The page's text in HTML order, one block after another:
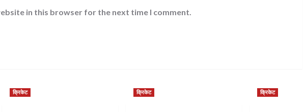
in this browser for the next time I comment.
क्रिकेट क्रिकेट क्रिकेट